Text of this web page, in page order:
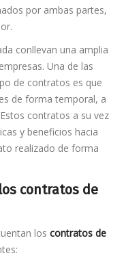
por ambas partes,
conllevan una amplia
Una de las
de contratos es que
de forma temporal, a
contratos a su vez
y beneficios hacia
realizado de forma
contratos de
los contratos de